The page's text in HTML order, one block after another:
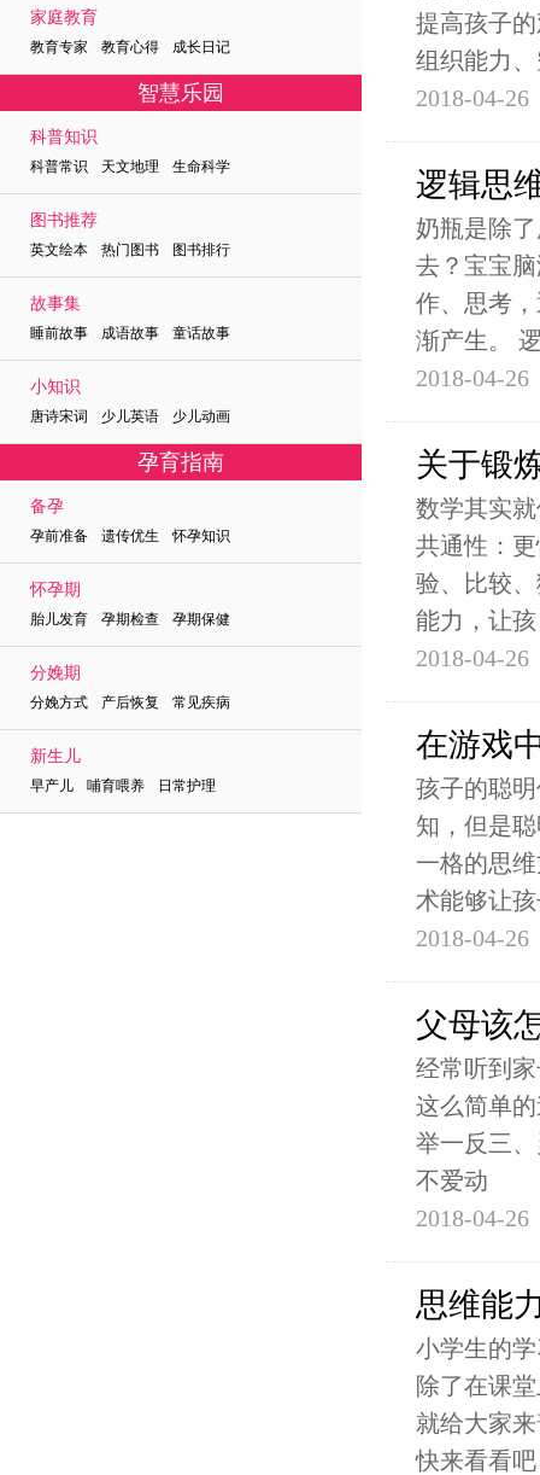
家庭教育
教育专家 教育心得 成长日记
智慧乐园
科普知识
科普常识 天文地理 生命科学
图书推荐
英文绘本 热门图书 图书排行
故事集
睡前故事 成语故事 童话故事
小知识
唐诗宋词 少儿英语 少儿动画
孕育指南
备孕
孕前准备 遗传优生 怀孕知识
怀孕期
胎儿发育 孕期检查 孕期保健
分娩期
分娩方式 产后恢复 常见疾病
新生儿
早产儿 哺育喂养 日常护理
提高孩子
组织能力
2018-04-26
逻辑思
奶瓶是除
去？宝宝
作、思考
渐产生。
2018-04-26
关于锻
数学其实
共通性：
验、比较
能力，让孩
2018-04-26
在游戏
孩子的聪
知，但是
一格的思
术能够让
2018-04-26
父母该
经常听到
这么简单
举一反三
不爱动
2018-04-26
思维能
小学生的
除了在课
就给大家
快来看看